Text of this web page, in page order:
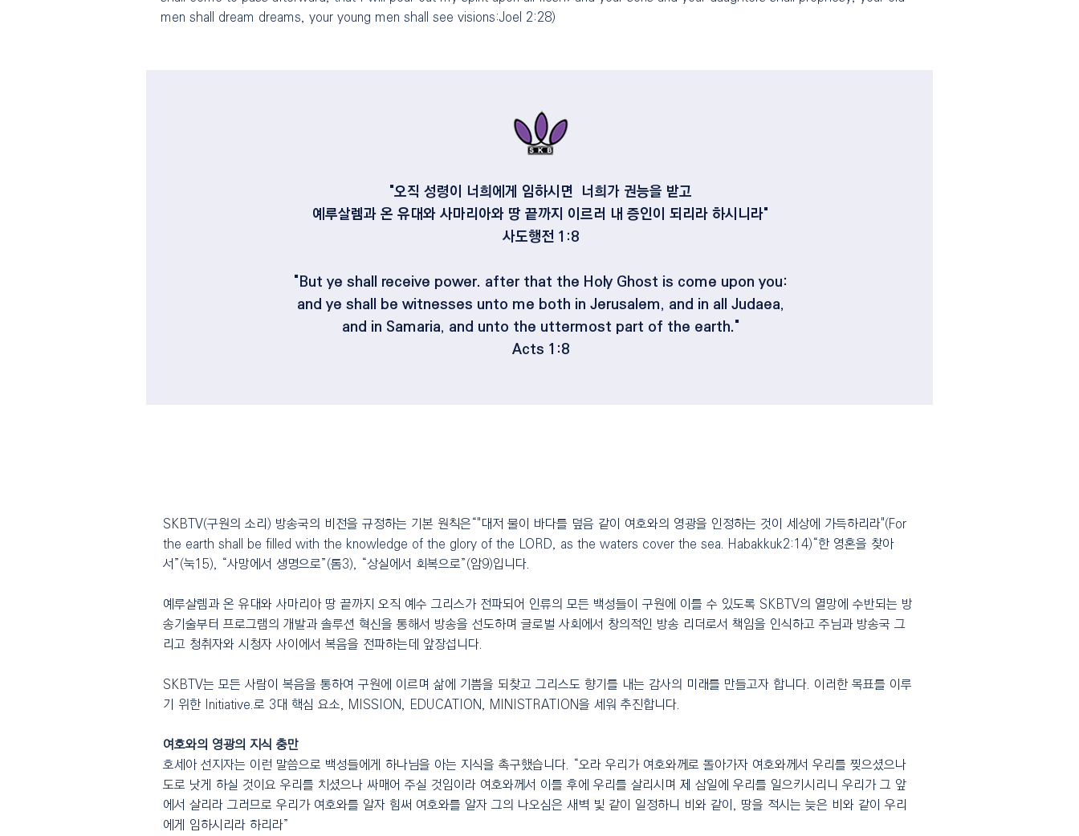
men shall dream dreams, your young men shall see visions:Joel 2:28)
"오직 성령이 너희에게 임하시면 너희가 권능을 받고
예루살렘과 온 유대와 사마리아와 땅 끝까지 이르러 내 증인이 되리라 하시니라"
사도행전 1:8
"But ye shall receive power. after that the Holy Ghost is come upon you:
and ye shall be witnesses unto me both in Jerusalem, and in all Judaea,
and in Samaria, and unto the uttermost part of the earth."
Acts 1:8
SKBTV(구원의 소리) 방송국의 비전을 규정하는 기본 원칙은“"대저 물이 바다를 덮음 같이 여호와의 영광을 인정하는 것이 세상에 가득하리라"(For
the earth shall be filled with the knowledge of the glory of the LORD, as the waters cover the sea. Habakkuk2:14)“한 영혼을 찾아
서”(눅15), “사망에서 생명으로”(롬3), “상실에서 회복으로”(암9)입니다.
예루살렘과 온 유대와 사마리아 땅 끝까지 오직 예수 그리스가 전파되어 인류의 모든 백성들이 구원에 이를 수 있도록 SKBTV의 열망에 수반되는 방
송기술부터 프로그램의 개발과 솔루션 혁신을 통해서 방송을 선도하며 글로벌 사회에서 창의적인 방송 리더로서 책임을 인식하고 주님과 방송국 그
리고 청취자와 시청자 사이에서 복음을 전파하는데 앞장섭니다.
SKBTV는 모든 사람이 복음을 통하여 구원에 이르며 삶에 기쁨을 되찾고 그리스도 향기를 내는 감사의 미래를 만들고자 합니다. 이러한 목표를 이루
기 위한 Initiative.로 3대 핵심 요소, MISSION, EDUCATION, MINISTRATION을 세워 추진합니다.
여호와의 영광의 지식 충만
호세아 선지자는 이런 말씀으로 백성들에게 하나님을 아는 지식을 촉구했습니다. “오라 우리가 여호와께로 돌아가자 여호와께서 우리를 찢으셨으나
도로 낫게 하실 것이요 우리를 치셨으나 싸매어 주실 것임이라 여호와께서 이틀 후에 우리를 살리시며 제 삼일에 우리를 일으키시리니 우리가 그 앞
에서 살리라 그러므로 우리가 여호와를 알자 힘써 여호와를 알자 그의 나오심은 새벽 빛 같이 일정하니 비와 같이, 땅을 적시는 늦은 비와 같이 우리
에게 임하시리라 하리라”